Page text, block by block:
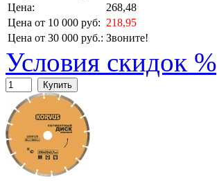
Цена:
268,48
Цена от 10 000 руб: 218,95
Цена от 30 000 руб.: Звоните!
Условия скидок %
Купить